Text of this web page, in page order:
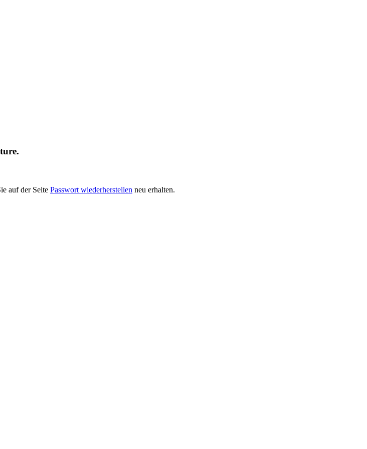
auf der Seite Passwort wiederherstellen neu erhalten.